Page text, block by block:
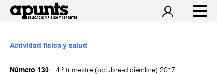
Actividad física y salud
Número 130 4.º trimestre (octubre-diciembre) 2017